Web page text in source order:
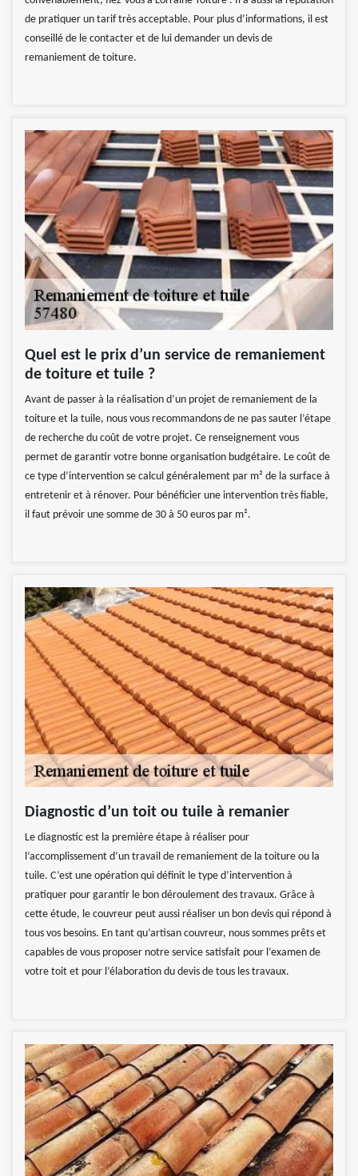
de pratiquer un tarif très acceptable. Pour plus d’informations, il est
conseillé de le contacter et de lui demander un devis de
remaniement de toiture.
Quel est le prix d’un service de remaniement
de toiture et tuile ?
Avant de passer à la réalisation d’un projet de remaniement de la
toiture et la tuile, nous vous recommandons de ne pas sauter l’étape
de recherche du coût de votre projet. Ce renseignement vous
permet de garantir votre bonne organisation budgétaire. Le coût de
ce type d’intervention se calcul généralement par m² de la surface à
entretenir et à rénover. Pour bénéficier une intervention très fiable,
il faut prévoir une somme de 30 à 50 euros par m².
Diagnostic d’un toit ou tuile à remanier
Le diagnostic est la première étape à réaliser pour
l’accomplissement d’un travail de remaniement de la toiture ou la
tuile. C’est une opération qui définit le type d’intervention à
pratiquer pour garantir le bon déroulement des travaux. Grâce à
cette étude, le couvreur peut aussi réaliser un bon devis qui répond à
tous vos besoins. En tant qu’artisan couvreur, nous sommes prêts et
capables de vous proposer notre service satisfait pour l’examen de
votre toit et pour l’élaboration du devis de tous les travaux.